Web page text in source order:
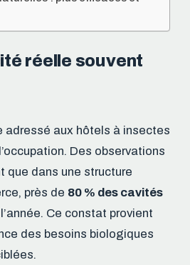
réelle souvent
adressé aux hôtels à insectes
Des observations
que dans une structure
près de 80 % des cavités
Ce constat provient
des besoins biologiques